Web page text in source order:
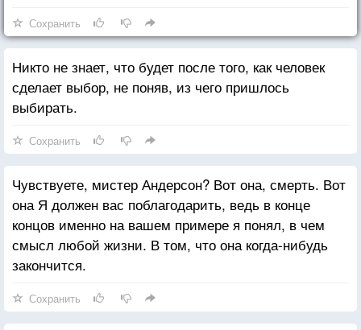
свое существование — бесцельное
и бессмысленное! Но они, мистер Андерсон, как
и Матрица, столь же искусственны. Только человек
может выдумать скучное и безжизненное понятие
«любовь»! Вам пора это увидеть, мистер Андерсон,
продолжать борьбу бессмысленно. Почему, мистер
Андерсон, почему вы упорствуете?
Сохранить
Никто не знает, что будет после того, как человек
сделает выбор, не поняв, из чего пришлось
выбирать.
Сохранить
Чувствуете, мистер Андерсон? Вот она, смерть. Вот
она Я должен вас поблагодарить, ведь в конце
концов именно на вашем примере я понял, в чем
смысл любой жизни. В том, что она когда-нибудь
закончится.
Сохранить